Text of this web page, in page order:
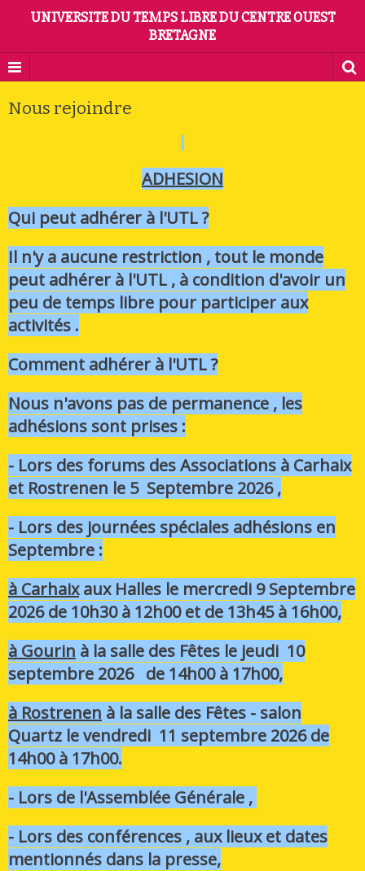
UNIVERSITE DU TEMPS LIBRE DU CENTRE OUEST
BRETAGNE
Nous rejoindre
ADHESION
Qui peut adhérer à l'UTL ?
Il n'y a aucune restriction , tout le monde
peut adhérer à l'UTL , à condition d'avoir un
peu de temps libre pour participer aux
activités .
Comment adhérer à l'UTL ?
Nous n'avons pas de permanence , les
adhésions sont prises :
- Lors des forums des Associations à Carhaix
et Rostrenen le 5 Septembre 2026 ,
- Lors des journées spéciales adhésions en
Septembre :
à Carhaixaux Halles le mercredi 9 Septembre
2026 de 10h30 à 12h00 et de 13h45 à 16h00,
à Gourin à la salle des Fêtes le jeudi 10
septembre 2026 de 14h00 à 17h00,
à Rostrenen à la salle des Fêtes - salon
Quartz le vendredi 11 septembre 2026 de
14h00 à 17h00.
- Lors de l'Assemblée Générale ,
- Lors des conférences , aux lieux et dates
mentionnés dans la presse,